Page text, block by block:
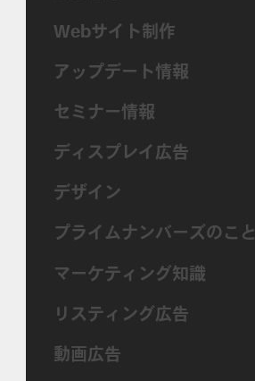
Webサイト制作
アップデート情報
セミナー情報
ディスプレイ広告
デザイン
プライムナンバーズのこと
マーケティング知識
リスティング広告
動画広告